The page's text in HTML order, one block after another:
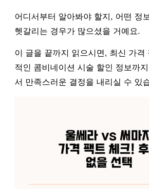
어디서부터 알아봐야 할지, 어떤 정
헷갈리는 경우가 많으셨을 거예요.
이 글을 끝까지 읽으시면, 최신 가격
적인 콤비네이션 시술 할인 정보까
서 만족스러운 결정을 내리실 수 있